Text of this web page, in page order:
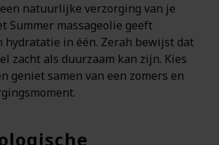
natuurlijke verzorging van je
Summer massageolie geeft
hydratatie in één. Zerah bewijst dat
zacht als duurzaam kan zijn. Kies
geniet samen van een zomers en